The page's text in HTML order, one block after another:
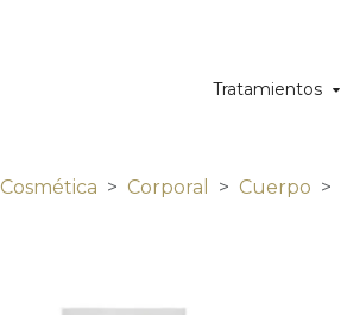
Tratamientos
Cosmética Corporal Cuerpo